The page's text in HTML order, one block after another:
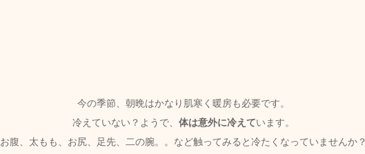
今の季節、朝晩はかなり肌寒く暖房も必要です。
冷えていない？ようで、 体は意外に冷えています。
お腹、太もも、お尻、足先、二の腕。。など触ってみると冷たくなっていませんか？